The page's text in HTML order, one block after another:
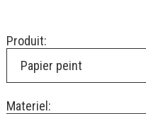
Produit:
Papier peint
Materiel: